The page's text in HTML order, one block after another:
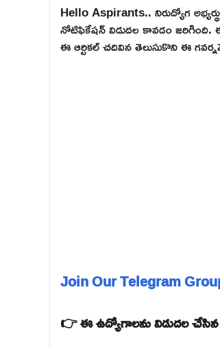
Hello Aspirants.. నిరుద్యోగ
నోటిఫికేషన్ విడుదల కావడం జరిగింది. ఈ
ఈ ఆర్టికల్ చదివిన తెలుసుకొని ఈ
Join Our Telegram
👉 ఈ ఉద్యోగాలను విడుదల చేసిన